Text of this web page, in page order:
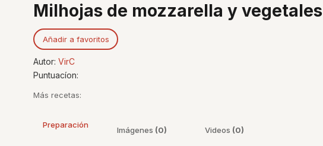
Milhojas de mozzarella y vegetales
Añadir a favoritos
Autor: VirC
Puntuacíon:
Más recetas:
Preparación
Imágenes (0) Videos (0)